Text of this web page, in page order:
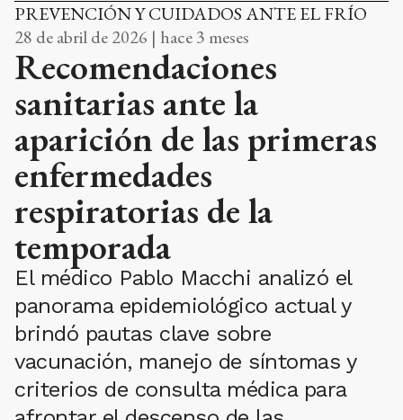
PREVENCIÓN Y CUIDADOS ANTE EL FRÍO
28 de abril de 2026 | hace 3 meses
Recomendaciones
sanitarias ante la
aparición de las primeras
enfermedades
respiratorias de la
temporada
El médico Pablo Macchi analizó el
panorama epidemiológico actual y
brindó pautas clave sobre
vacunación, manejo de síntomas y
criterios de consulta médica para